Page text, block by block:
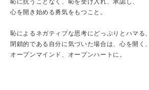
恥に抗うことなく、恥を受け入れ、承認し、
心を開き始める勇気をもつこと。
恥によるネガティブな思考にどっぷりとハマる、
閉鎖的である自分に気づいた場合は、心を開く、
オープンマインド、オープンハートに。